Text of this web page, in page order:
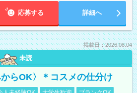
応募する 詳細へ
掲載日：2026.08.04
未読
からOK〉＊コスメの仕分け